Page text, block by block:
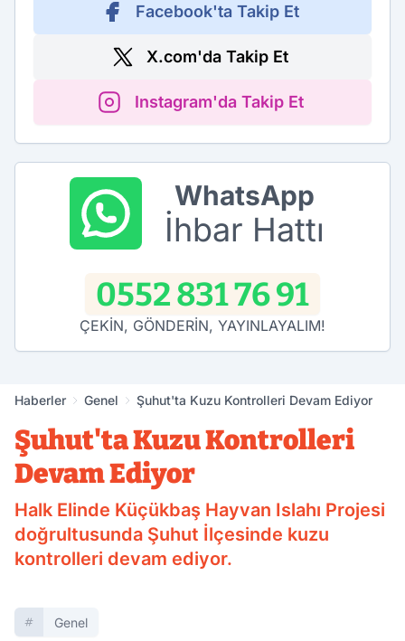
Facebook'ta Takip Et
X.com'da Takip Et
Instagram'da Takip Et
WhatsApp
İhbar Hattı
0552 831 76 91
ÇEKİN, GÖNDERİN, YAYINLAYALIM!
Haberler Genel Şuhut'ta Kuzu Kontrolleri Devam Ediyor
Şuhut'ta Kuzu Kontrolleri
Devam Ediyor
Halk Elinde Küçükbaş Hayvan Islahı Projesi
doğrultusunda Şuhut İlçesinde kuzu
kontrolleri devam ediyor.
Genel